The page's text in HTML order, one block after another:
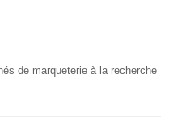
de marqueterie à la recherche